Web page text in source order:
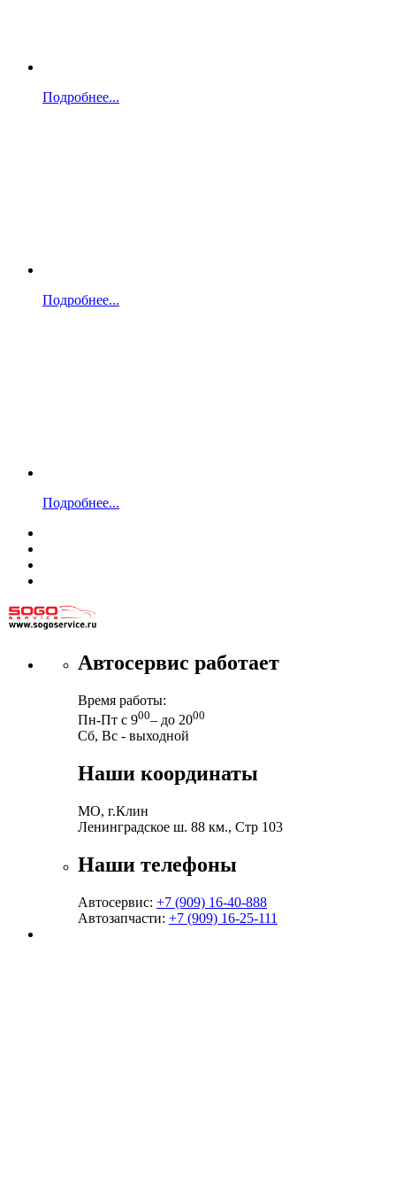
Подробнее...
Подробнее...
Подробнее...
Автосервис работает
Время работы:
Пн-Пт с 900– до 2000
Сб, Вс - выходной
Наши координаты
МО, г.Клин
Ленинградское ш. 88 км., Стр 103
Наши телефоны
Автосервис: +7 (909) 16-40-888
Автозапчасти: +7 (909) 16-25-111